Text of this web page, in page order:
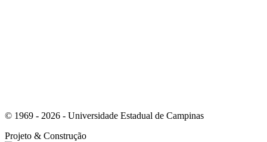
© 1969 - 2026 - Universidade Estadual de Campinas
Projeto & Construção